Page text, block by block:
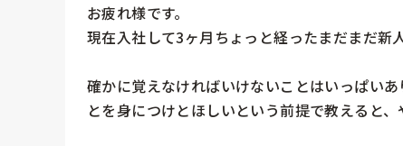
お疲れ様です。
現在入社して3ヶ月ちょっと経ったまだまだ新
確かに覚えなければいけないことはいっぱい
とを身につけとほしいという前提で教えると、